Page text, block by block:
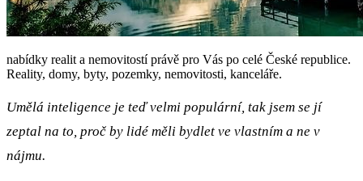
nabídky realit a nemovitostí právě pro Vás po celé České republice.
Reality, domy, byty, pozemky, nemovitosti, kanceláře.
Umělá inteligence je teď velmi populární, tak jsem se jí
zeptal na to, proč by lidé měli bydlet ve vlastním a ne v
nájmu.